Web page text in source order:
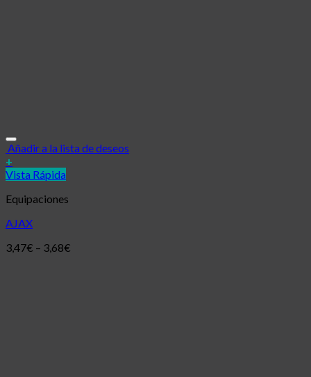
Añadir a la lista de deseos
+
Vista Rápida
Equipaciones
AJAX
3,47€ – 3,68€